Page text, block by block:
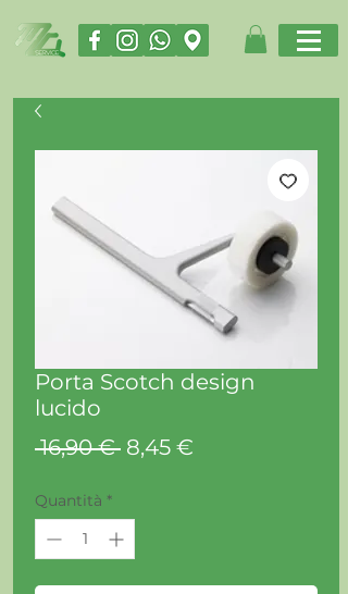
Porta Scotch design
lucido
16,90 € Prezzo
8,45 €
Quantità *